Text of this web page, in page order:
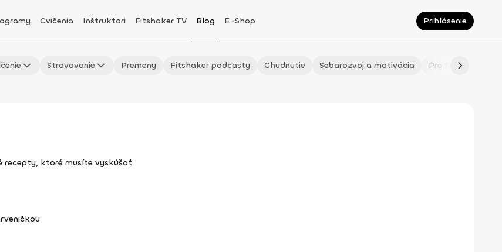
Cvičenia Inštruktori Fitshaker TV Blog E-Shop Prihlásenie
Stravovanie Premeny Fitshaker podcasty Chudnutie Sebarozvoj a motivácia Pre fitmaminky
ktoré musíte vyskúšať